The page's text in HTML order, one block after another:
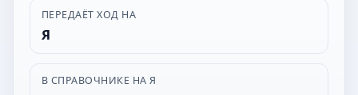
ПЕРЕДАЁТ ХОД НА
Я
В СПРАВОЧНИКЕ НА Я